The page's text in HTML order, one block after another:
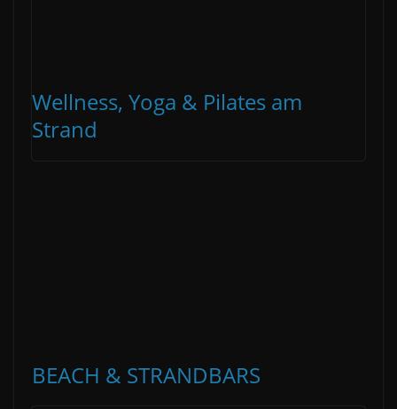
Wellness, Yoga & Pilates am
Strand
BEACH & STRANDBARS